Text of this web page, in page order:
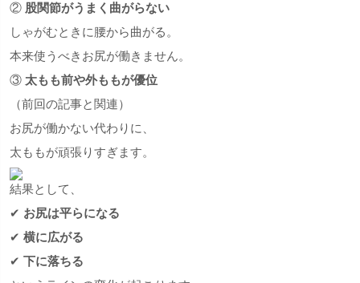
② 股関節がうまく曲がらない
しゃがむときに腰から曲がる。
本来使うべきお尻が働きません。
③ 太もも前や外ももが優位
（前回の記事と関連）
お尻が働かない代わりに、
太ももが頑張りすぎます。
結果として、
✔ お尻は平らになる
✔ 横に広がる
✔ 下に落ちる